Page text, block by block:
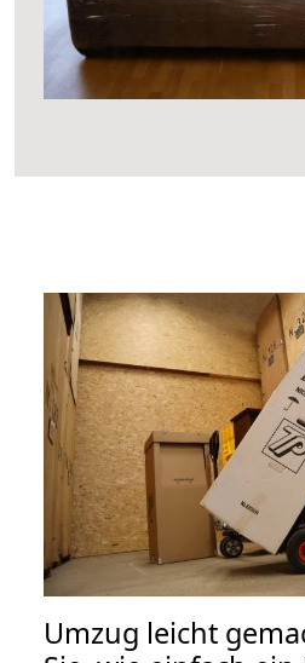
Umzug leicht